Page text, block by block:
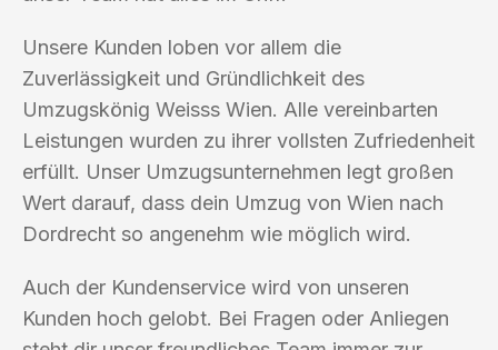
Unsere Kunden loben vor allem die
Zuverlässigkeit und Gründlichkeit des
Umzugskönig Weisss Wien. Alle vereinbarten
Leistungen wurden zu ihrer vollsten Zufriedenheit
erfüllt. Unser Umzugsunternehmen legt großen
Wert darauf, dass dein Umzug von Wien nach
Dordrecht so angenehm wie möglich wird.
Auch der Kundenservice wird von unseren
Kunden hoch gelobt. Bei Fragen oder Anliegen